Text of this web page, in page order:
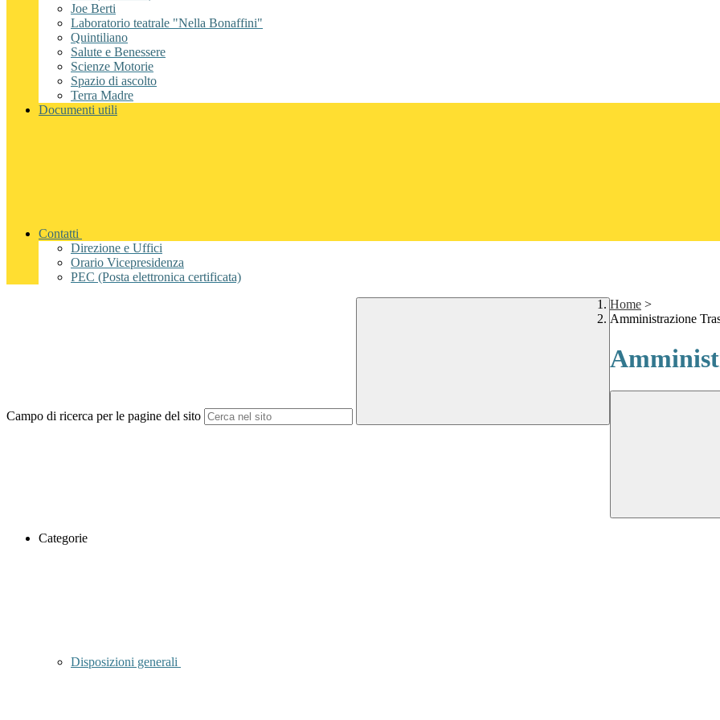
Joe Berti
Laboratorio teatrale "Nella Bonaffini"
Quintiliano
Salute e Benessere
Scienze Motorie
Spazio di ascolto
Terra Madre
Documenti utili
Contatti
Direzione e Uffici
Orario Vicepresidenza
PEC (Posta elettronica certificata)
Campo di ricerca per le pagine del sito
Home >
Amministrazione
Categorie
Disposizioni generali